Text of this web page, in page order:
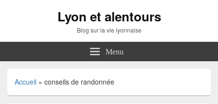
Lyon et alentours
Blog sur la vie lyonnaise
Menu
Accueil » conseils de randonnée